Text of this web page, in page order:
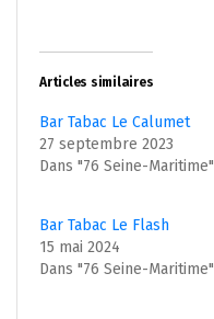
Articles similaires
Bar Tabac Le Calumet
27 septembre 2023
Dans "76 Seine-Maritime"
Bar Tabac Le Flash
15 mai 2024
Dans "76 Seine-Maritime"